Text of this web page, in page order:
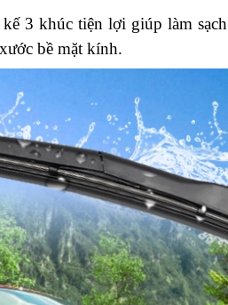
3 khúc tiện lợi giúp làm
bề mặt kính.